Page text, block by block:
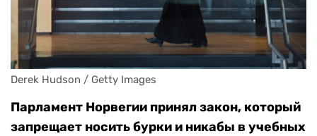
Derek Hudson / Getty Images
Парламент Норвегии принял закон, который
запрещает носить бурки и никабы в учебных